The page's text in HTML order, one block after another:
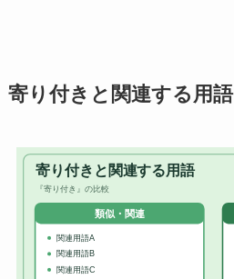
寄り付きと関連する用語